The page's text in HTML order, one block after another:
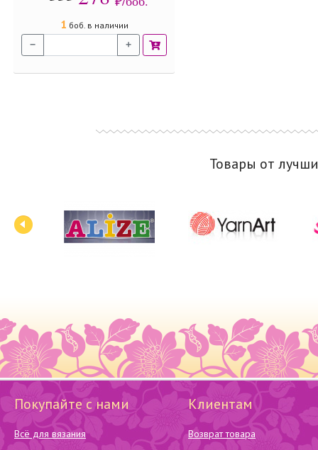
1 боб. в наличии
− +
Товары от
Покупайте с нами
Всё для вязания
Клиентам
Возврат товара